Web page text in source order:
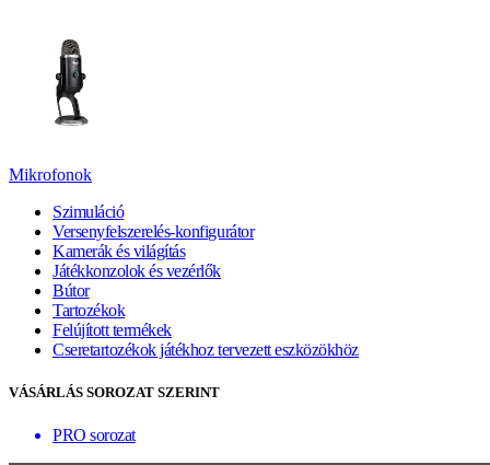
Mikrofonok
Szimuláció
Versenyfelszerelés-konfigurátor
Kamerák és világítás
Játékkonzolok és vezérlők
Bútor
Tartozékok
Felújított termékek
Cseretartozékok játékhoz tervezett eszközökhöz
VÁSÁRLÁS SOROZAT SZERINT
PRO sorozat